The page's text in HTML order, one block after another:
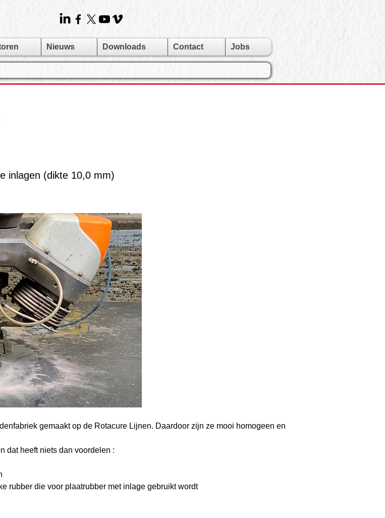
Nieuws Downloads Contact Jobs
inlagen (dikte 10,0 mm)
gemaakt op de Rotacure Lijnen. Daardoor zijn ze mooi homogeen en
dat heeft niets dan voordelen :
rubber die voor plaatrubber met inlage gebruikt wordt